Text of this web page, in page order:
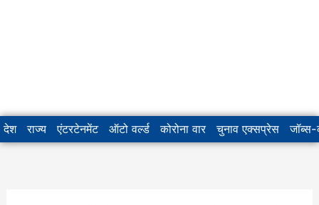
देश राज्य एंटरटेनमेंट ऑटो वर्ल्ड कोरोना वार चुनाव एक्सप्रेस जॉब्स-